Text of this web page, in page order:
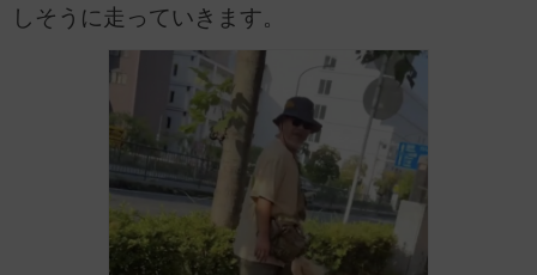
しそうに走っていきます。